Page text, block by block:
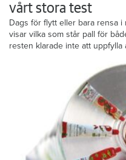
vårt stora test
Dags för flytt eller bara rensa
visar vilka som står pall för
resten klarade inte att uppfylla